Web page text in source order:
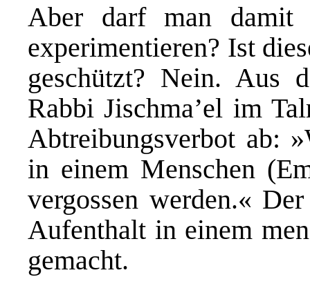
Aber darf man damit
experimentieren? Ist
geschützt? Nein. Aus
Rabbi Jischma’el im
Abtreibungsverbot ab:
in einem Menschen
vergossen werden.«
Aufenthalt in einem
gemacht.